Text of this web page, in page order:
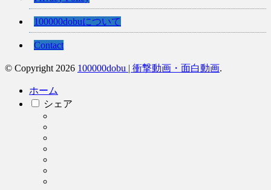
【韓国】54.1％「IAEA報告書を信用しない」
Powered by livedoor 相互RSS
100000dobuについて
Contact
© Copyright 2026 100000dobu | 衝撃動画・面白動画.
ホーム
シェア